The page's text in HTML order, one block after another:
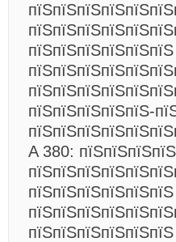
пїЅпїЅпїЅпїЅпїЅ-
A 380: